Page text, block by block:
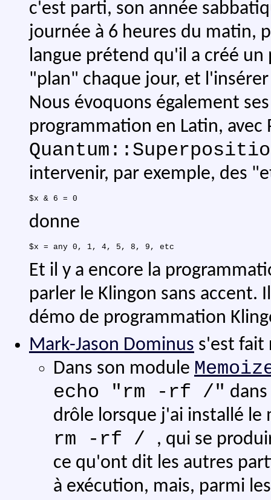
c'est parti, son année
journée à 6 heures du matin,
langue prétend qu'il a créé
"plan" chaque jour, et
Nous évoquons également
programmation en Latin,
intervenir, par exemple, des
donne
Et il y a encore la
parler le Klingon sans accent.
démo de programmation
Mark-Jason Dominus s'est fait
Dans son module
echo "rm -rf /" dans
drôle lorsque j'ai installé
rm -rf /
, qui se
ce qu'ont dit les autres
à exécution, mais, parmi